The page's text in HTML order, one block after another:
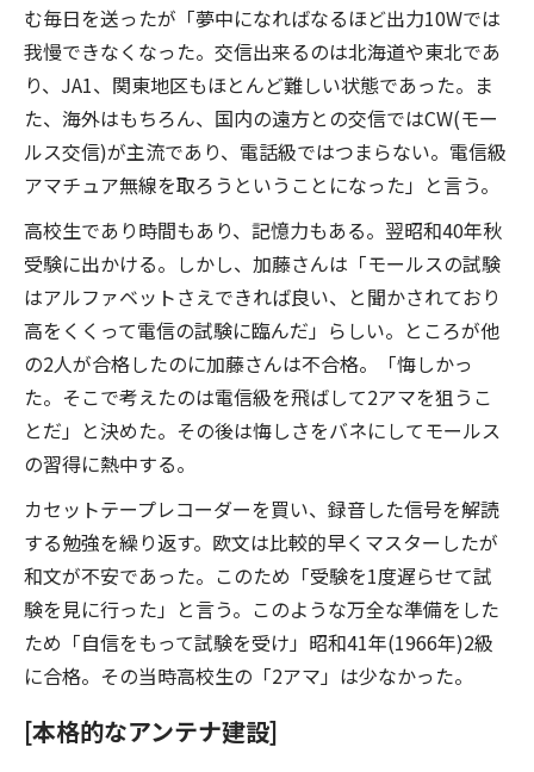
む毎日を送ったが「夢中になればなるほど出力10Wでは
我慢できなくなった。交信出来るのは北海道や東北であ
り、JA1、関東地区もほとんど難しい状態であった。ま
た、海外はもちろん、国内の遠方との交信ではCW(モー
ルス交信)が主流であり、電話級ではつまらない。電信級
アマチュア無線を取ろうということになった」と言う。
高校生であり時間もあり、記憶力もある。翌昭和40年秋
受験に出かける。しかし、加藤さんは「モールスの試験
はアルファベットさえできれば良い、と聞かされており
高をくくって電信の試験に臨んだ」らしい。ところが他
の2人が合格したのに加藤さんは不合格。「悔しかっ
た。そこで考えたのは電信級を飛ばして2アマを狙うこ
とだ」と決めた。その後は悔しさをバネにしてモールス
の習得に熱中する。
カセットテープレコーダーを買い、録音した信号を解読
する勉強を繰り返す。欧文は比較的早くマスターしたが
和文が不安であった。このため「受験を1度遅らせて試
験を見に行った」と言う。このような万全な準備をした
ため「自信をもって試験を受け」昭和41年(1966年)2級
に合格。その当時高校生の「2アマ」は少なかった。
[本格的なアンテナ建設]